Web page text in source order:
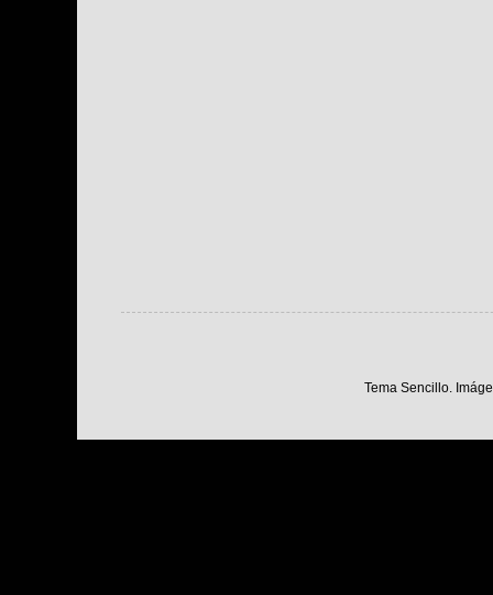
Tema Sencillo.